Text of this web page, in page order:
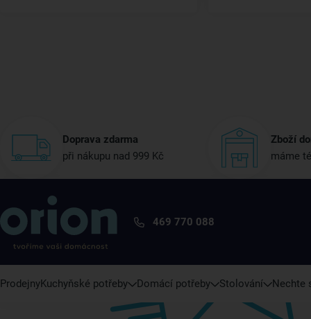
Doprava zdarma
při nákupu nad 999 Kč
Zboží
máme
469 770 088
ProdejnyKuchyňské potřeby Domácí potřeby Stolování Nechte